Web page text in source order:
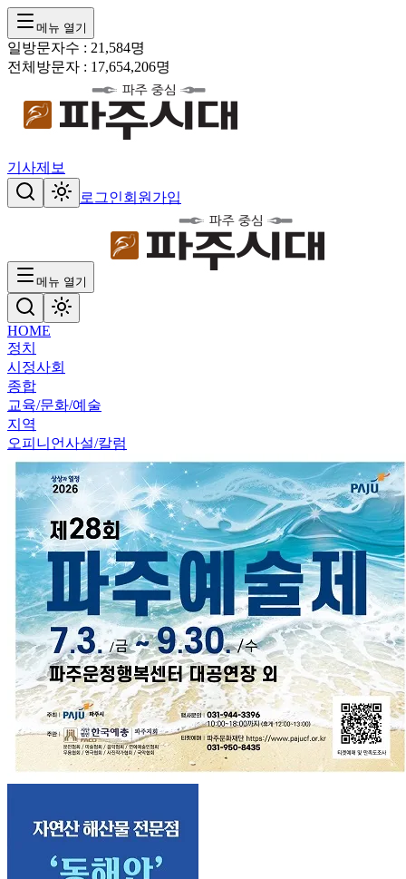
메뉴 열기
일방문자수 : 21,584명
전체방문자 : 17,654,206명
기사제보
로그인회원가입
메뉴 열기
HOME
정치
시정사회
종합
교육/문화/예술
지역
오피니언사설/칼럼